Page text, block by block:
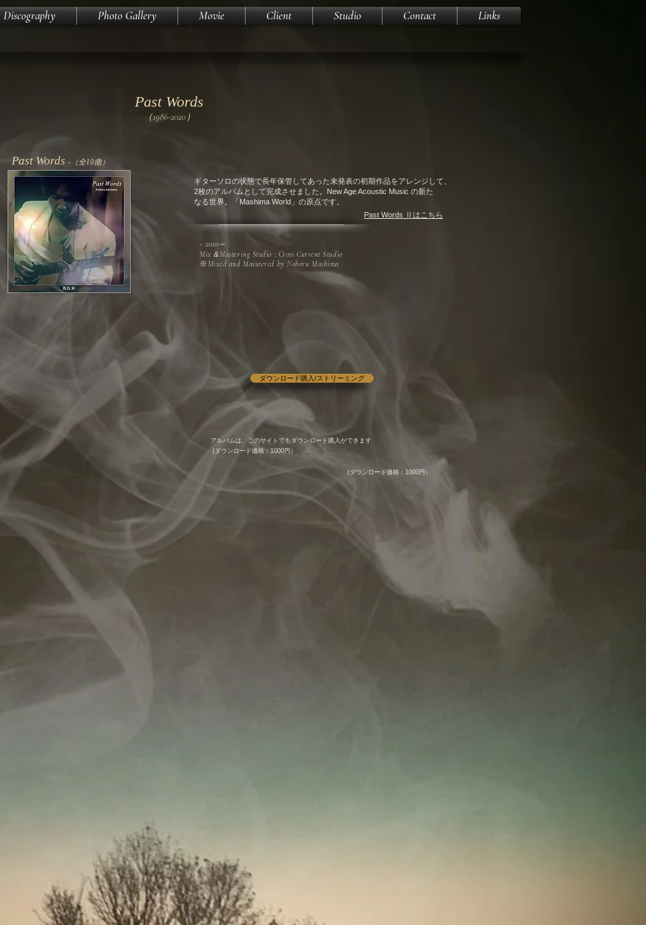
Discography Photo Gallery Movie Client Studio Contact Links
Past Words
（1986-2020 ）
Past Words - （全10曲）
ギターソロの状態で長年保管してあった未発表の初期作品をアレンジして、
2枚のアルバムとして完成させました。New Age Acoustic Music の新た
なる世界。「Mashima World」の原点です。
Past Words Ⅱはこちら
- 2020～
Mix＆Mastering Studio : Cross Current Studio
※Mixed and Masutered by Noboru Mashima
ダウンロード購入/ストリーミング
アルバムは、このサイトでもダウンロード購入ができます
(ダウンロード価格：1000円）
(ダウンロード価格：1000円）